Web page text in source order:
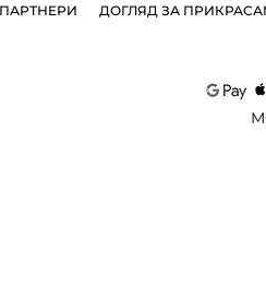
ПАРТНЕРИ ДОГЛЯД ЗА